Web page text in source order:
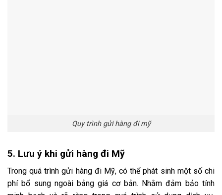
Quy trình gửi hàng đi mỹ
5. Lưu ý khi gửi hàng đi Mỹ
Trong quá trình gửi hàng đi Mỹ, có thể phát sinh một số chi
phí bổ sung ngoài bảng giá cơ bản. Nhằm đảm bảo tính